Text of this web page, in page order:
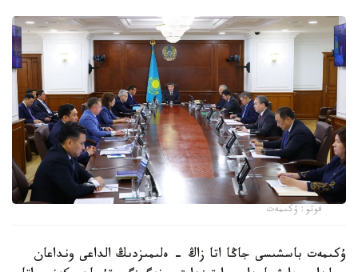
فوتو: ۇكىمەت
ۇكىمەت باسشىسى جاڭا اتا زاڭ - ەلىمىزدىڭ الداعى ونداعان